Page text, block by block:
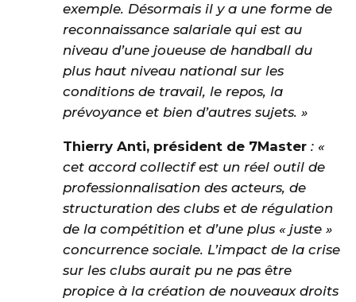
exemple. Désormais il y a une forme de
reconnaissance salariale qui est au
niveau d’une joueuse de handball du
plus haut niveau national sur les
conditions de travail, le repos, la
prévoyance et bien d’autres sujets. »
Thierry Anti, président de 7Master : «
cet accord collectif est un réel outil de
professionnalisation des acteurs, de
structuration des clubs et de régulation
de la compétition et d’une plus « juste »
concurrence sociale. L’impact de la crise
sur les clubs aurait pu ne pas être
propice à la création de nouveaux droits